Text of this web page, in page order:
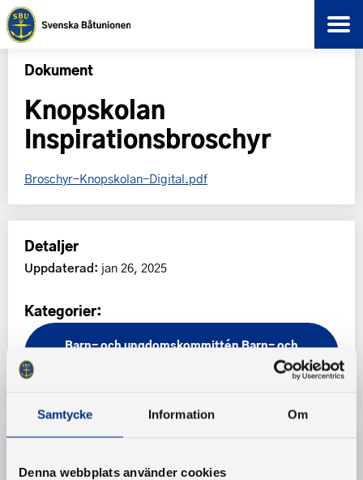
Samtycke Information Om
Denna webbplats använder cookies
Dokument
Knopskolan
Inspirationsbroschyr
Broschyr-Knopskolan-Digital.pdf
Detaljer
Uppdaterad: jan 26, 2025
Kategorier:
Barn- och ungdomskommitténBarn- och
Ladda ner